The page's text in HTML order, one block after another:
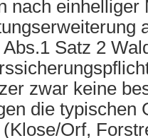
nach einhelliger
Satz 2
zwar keine
die typischen
Orf,